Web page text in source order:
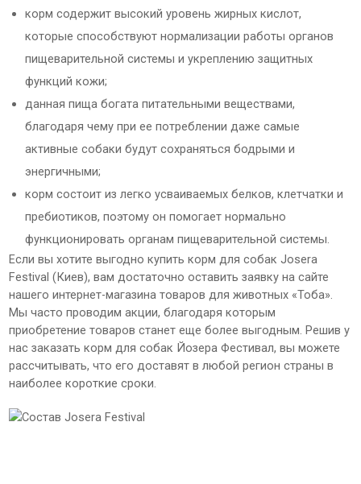
корм содержит высокий уровень жирных кислот,
которые способствуют нормализации работы органов
пищеварительной системы и укреплению защитных
функций кожи;
данная пища богата питательными веществами,
благодаря чему при ее потреблении даже самые
активные собаки будут сохраняться бодрыми и
энергичными;
корм состоит из легко усваиваемых белков, клетчатки и
пребиотиков, поэтому он помогает нормально
функционировать органам пищеварительной системы.
Если вы хотите выгодно купить корм для собак Josera
Festival (Киев), вам достаточно оставить заявку на сайте
нашего интернет-магазина товаров для животных «Тоба».
Мы часто проводим акции, благодаря которым
приобретение товаров станет еще более выгодным. Решив у
нас заказать корм для собак Йозера Фестивал, вы можете
рассчитывать, что его доставят в любой регион страны в
наиболее короткие сроки.